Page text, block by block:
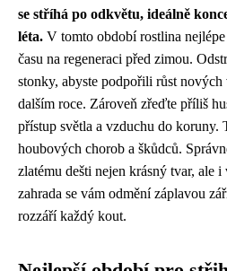
se stříhá po odkvětu, ideálně
léta. V tomto období rostlina nejlépe
času na regeneraci před zimou.
stonky, abyste podpořili růst
dalším roce. Zároveň zřeďte příliš
přístup světla a vzduchu do koruny.
houbových chorob a škůdců.
zlatému dešti nejen krásný tvar, ale
zahrada se vám odmění záplavou
rozzáří každý kout.